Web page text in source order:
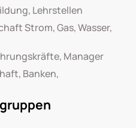
Lehrstellen
Strom, Gas, Wasser,
Manager
Banken,